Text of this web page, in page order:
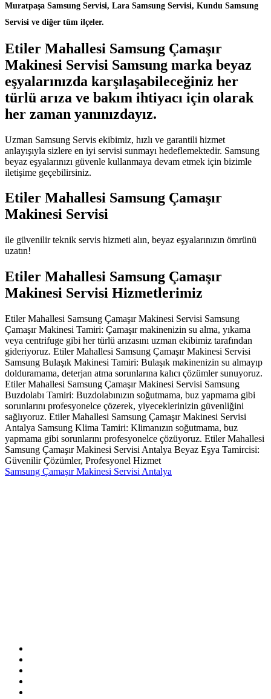
Muratpaşa Samsung Servisi, Lara Samsung Servisi, Kundu Samsung
Servisi ve diğer tüm ilçeler.
Etiler Mahallesi Samsung Çamaşır
Makinesi Servisi Samsung marka beyaz
eşyalarınızda karşılaşabileceğiniz her
türlü arıza ve bakım ihtiyacı için olarak
her zaman yanınızdayız.
Uzman Samsung Servis ekibimiz, hızlı ve garantili hizmet
anlayışıyla sizlere en iyi servisi sunmayı hedeflemektedir. Samsung
beyaz eşyalarınızı güvenle kullanmaya devam etmek için bizimle
iletişime geçebilirsiniz.
Etiler Mahallesi Samsung Çamaşır
Makinesi Servisi
ile güvenilir teknik servis hizmeti alın, beyaz eşyalarınızın ömrünü
uzatın!
Etiler Mahallesi Samsung Çamaşır
Makinesi Servisi Hizmetlerimiz
Etiler Mahallesi Samsung Çamaşır Makinesi Servisi Samsung
Çamaşır Makinesi Tamiri: Çamaşır makinenizin su alma, yıkama
veya centrifuge gibi her türlü arızasını uzman ekibimiz tarafından
gideriyoruz. Etiler Mahallesi Samsung Çamaşır Makinesi Servisi
Samsung Bulaşık Makinesi Tamiri: Bulaşık makinenizin su almayıp
dolduramama, deterjan atma sorunlarına kalıcı çözümler sunuyoruz.
Etiler Mahallesi Samsung Çamaşır Makinesi Servisi Samsung
Buzdolabı Tamiri: Buzdolabınızın soğutmama, buz yapmama gibi
sorunlarını profesyonelce çözerek, yiyeceklerinizin güvenliğini
sağlıyoruz. Etiler Mahallesi Samsung Çamaşır Makinesi Servisi
Antalya Samsung Klima Tamiri: Klimanızın soğutmama, buz
yapmama gibi sorunlarını profesyonelce çözüyoruz. Etiler Mahallesi
Samsung Çamaşır Makinesi Servisi Antalya Beyaz Eşya Tamircisi:
Güvenilir Çözümler, Profesyonel Hizmet
Samsung Çamaşır Makinesi Servisi Antalya